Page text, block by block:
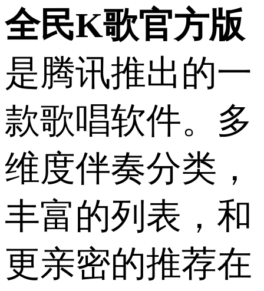
全民K歌官方版
是腾讯推出的一
款歌唱软件。多
维度伴奏分类，
丰富的列表，和
更亲密的推荐在